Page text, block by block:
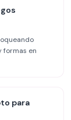
formas en
para